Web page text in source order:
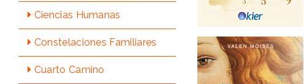
Ciencias Humanas
Constelaciones Familiares
Cuarto Camino